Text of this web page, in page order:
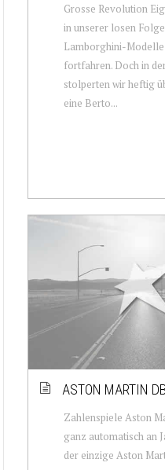
Grosse Revolution
in unserer losen
Lamborghini-Modelle
fortfahren. Doch in
stolperten wir heftig
eine Berto...
ASTON MARTIN
Zahlenspiele Aston
ganz automatisch an
der einzige Aston